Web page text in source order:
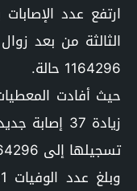
ارتفع عدد
1164296 حالة.
حيث أفادت
زيادة 37
تسجيلها إلى 1164296 حالة مؤكدة.